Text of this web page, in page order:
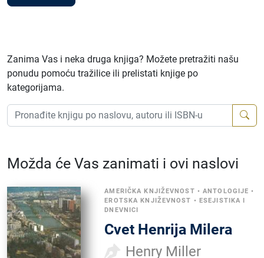
Zanima Vas i neka druga knjiga? Možete pretražiti našu
ponudu pomoću tražilice ili prelistati knjige po
kategorijama.
Možda će Vas zanimati i ovi naslovi
AMERIČKA KNJIŽEVNOST •ANTOLOGIJE •
EROTSKA KNJIŽEVNOST • ESEJISTIKA I
DNEVNICI
Cvet Henrija Milera
Henry Miller